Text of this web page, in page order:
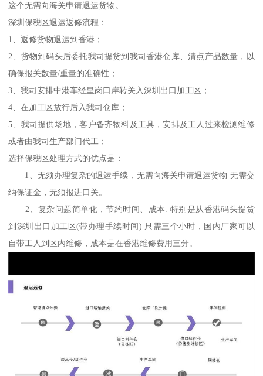
这个无需向海关申请退运货物。
深圳保税区退运返修流程：
1、返修货物退运到香港；
2、货物到码头后委托我司提货到我司香港仓库、清点产品数量，以
确保报关数量/重量的准确性；
3、我司安排中港车经皇岗口岸转关入深圳出口加工区；
4、在加工区放行后入我司仓库；
5、我司提供场地，客户备齐物料及工具，安排及工人过来检测维修
或者由我司生产部门代工；
选择保税区处理方式的优点是：
1、无须办理复杂的退运手续，无需向海关申请退运货物 无需交
纳保证金，无须报进口关。
2、复杂问题简单化，节约时间、成本. 特别是从香港码头提货
到深圳出口加工区(带办理手续时间) 只需三个小时，国内厂家可以
自带工人到区内维修，成本是在香港维修费用三分。